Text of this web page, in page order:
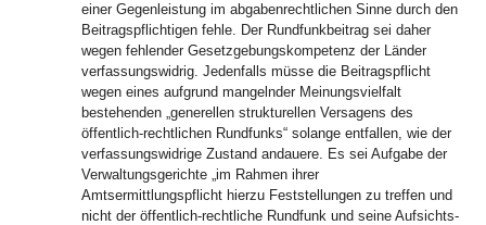
einer Gegenleistung im abgabenrechtlichen Sinne durch den
Beitragspflichtigen fehle. Der Rundfunkbeitrag sei daher
wegen fehlender Gesetzgebungskompetenz der Länder
verfassungswidrig. Jedenfalls müsse die Beitragspflicht
wegen eines aufgrund mangelnder Meinungsvielfalt
bestehenden „generellen strukturellen Versagens des
öffentlich-rechtlichen Rundfunks“ solange entfallen, wie der
verfassungswidrige Zustand andauere. Es sei Aufgabe der
Verwaltungsgerichte „im Rahmen ihrer
Amtsermittlungspflicht hierzu Feststellungen zu treffen und
nicht der öffentlich-rechtliche Rundfunk und seine Aufsichts-